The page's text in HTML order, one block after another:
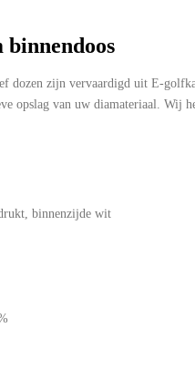
binnendoos
dozen zijn vervaardigd uit E-
opslag van uw diamateriaal.
binnenzijde wit